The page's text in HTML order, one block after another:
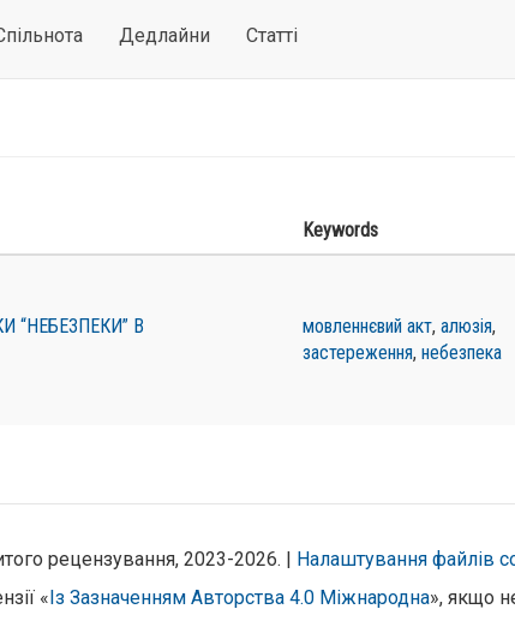
Дедлайни Статті
Keywords
“НЕБЕЗПЕКИ” В
мовленнєвий акт, алюзія,
застереження, небезпека
рецензування, 2023-2026. | Налаштування файлів
«Із Зазначенням Авторства 4.0 Міжнародна», якщо